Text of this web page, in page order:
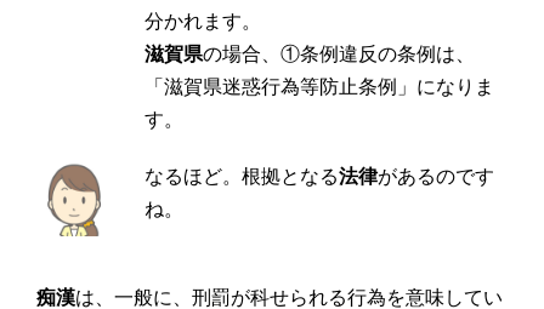
分かれます。
滋賀県の場合、①条例違反の条例は、
「滋賀県迷惑行為等防止条例」になりま
す。
なるほど。根拠となる法律があるのです
ね。
痴漢は、一般に、刑罰が科せられる行為を意味してい